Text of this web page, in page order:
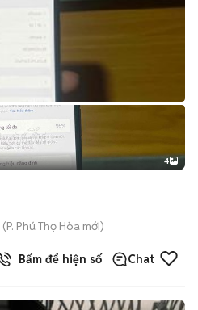
4
(P. Phú Thọ Hòa mới)
Bấm để hiện số Chat